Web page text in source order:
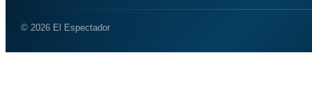
© 2026 El Espectador